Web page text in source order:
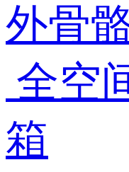
外骨
全空
箱